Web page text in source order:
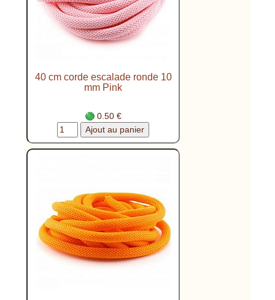
40 cm corde escalade ronde 10
mm Pink
0.50 €